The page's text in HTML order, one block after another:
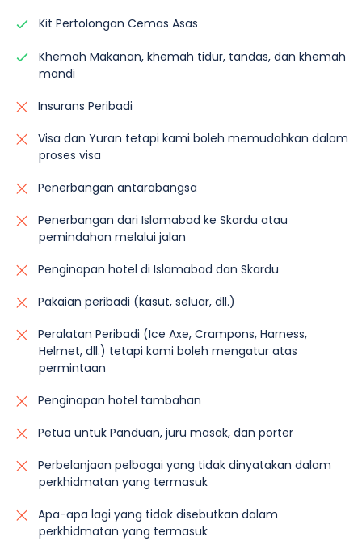
Kit Pertolongan Cemas Asas
Khemah Makanan, khemah tidur, tandas, dan khemah
mandi
Insurans Peribadi
Visa dan Yuran tetapi kami boleh memudahkan dalam
proses visa
Penerbangan antarabangsa
Penerbangan dari Islamabad ke Skardu atau
pemindahan melalui jalan
Penginapan hotel di Islamabad dan Skardu
Pakaian peribadi (kasut, seluar, dll.)
Peralatan Peribadi (Ice Axe, Crampons, Harness,
Helmet, dll.) tetapi kami boleh mengatur atas
permintaan
Penginapan hotel tambahan
Petua untuk Panduan, juru masak, dan porter
Perbelanjaan pelbagai yang tidak dinyatakan dalam
perkhidmatan yang termasuk
Apa-apa lagi yang tidak disebutkan dalam
perkhidmatan yang termasuk